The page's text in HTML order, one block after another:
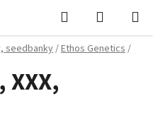
Hledat
KOŠÍK
seedbanky/Ethos Genetics/
XXX,